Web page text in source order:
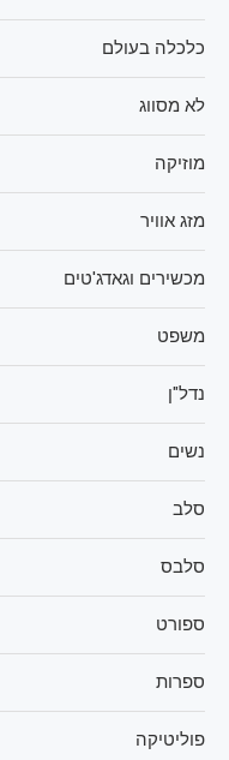
כלכלה בעולם
לא מסווג
מוזיקה
מזג אוויר
מכשירים וגאדג'טים
משפט
נדל"ן
נשים
סלב
סלבס
ספורט
ספרות
פוליטיקה